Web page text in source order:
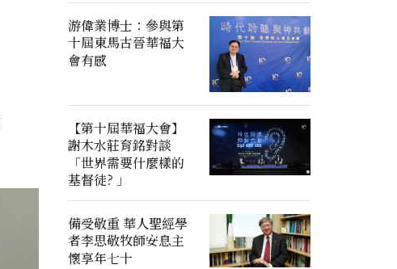
游偉業博士：參與第
十屆東馬古晉華福大
會有感
【第十屆華福大會】
謝木水莊育銘對談
「世界需要什麼樣的
基督徒? 」
備受敬重 華人聖經學
者李思敬牧師安息主
懷享年七十